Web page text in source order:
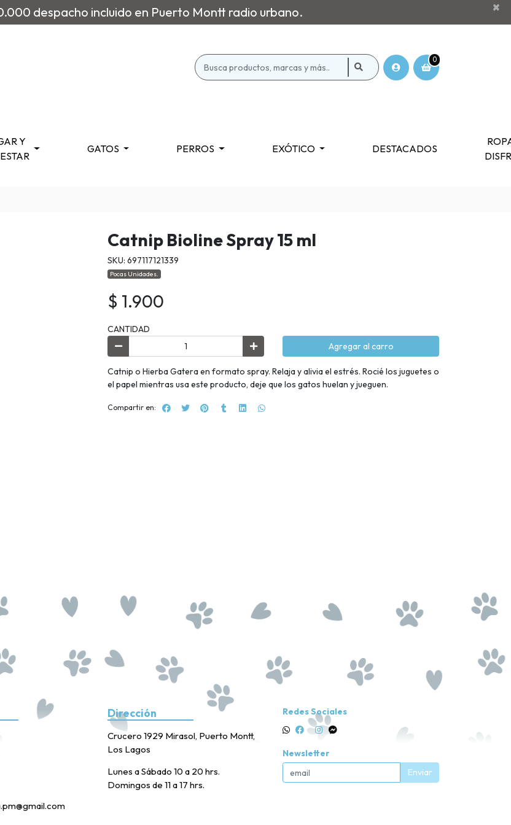
despacho incluido en Puerto Montt radio urbano. ×
0
Y
GATOS PERROS EXÓTICO DESTACADOS
Catnip Bioline Spray 15 ml
SKU: 697117121339
Pocas Unidades.
$ 1.900
CANTIDAD
Agregar al carro
Catnip o Hierba Gatera en formato spray. Relaja y alivia el estrés. Rocié los juguetes o
el papel mientras usa este producto, deje que los gatos huelan y jueguen.
Compartir en:
Dirección
Crucero 1929 Mirasol, Puerto Montt,
Los Lagos
Lunes a Sábado 10 a 20 hrs.
Domingos de 11 a 17 hrs.
Redes Sociales
Newsletter
Enviar